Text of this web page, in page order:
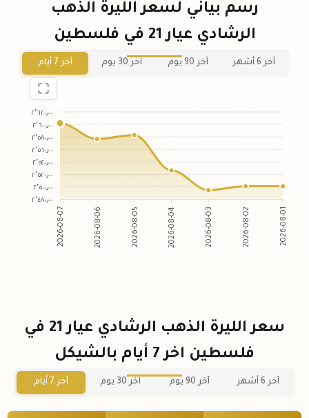
رسم بياني لسعر الليرة الذهب
الرشادي عيار 21 في فلسطين
آخر 6 أشهر آخر 90 يوم آخر 30 يوم آخر 7 أيام
٢٬٦٢٠٫٠٠
٢٬٦٠٠٫٠٠
٢٬٥٨٠٫٠٠
٢٬٥٦٠٫٠٠
٢٬٥٤٠٫٠٠
٢٬٥٢٠٫٠٠
٢٬٥٠٠٫٠٠
٢٬٤٨٠٫٠٠
2026-08-07 2026-08-06 2026-08-05 2026-08-04 2026-08-03 2026-08-02 2026-08-01
سعر الليرة الذهب الرشادي عيار 21 في
فلسطين اخر 7 أيام بالشيكل
آخر 6 أشهر آخر 90 يوم آخر 30 يوم آخر 7 أيام